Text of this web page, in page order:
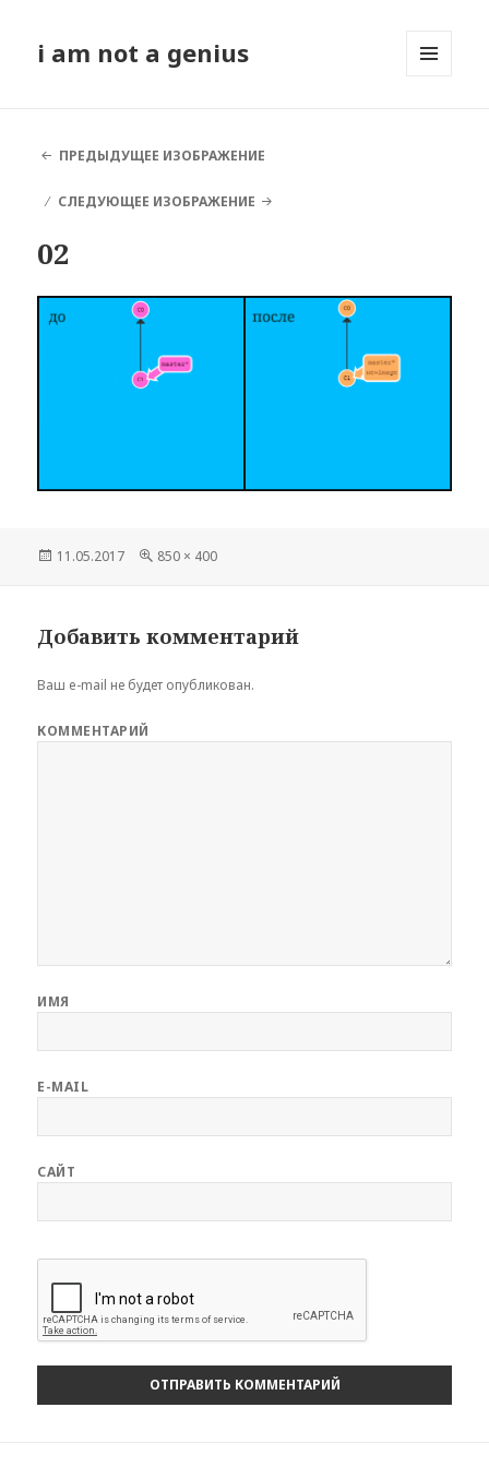
i am not a genius
ПРЕДЫДУЩЕЕ ИЗОБРАЖЕНИЕ
СЛЕДУЮЩЕЕ ИЗОБРАЖЕНИЕ
02
Опубликовано
11.05.2017
Полный
850 × 400
Добавить комментарий
Ваш e-mail не будет опубликован.
КОММЕНТАРИЙ
ИМЯ
E-MAIL
САЙТ